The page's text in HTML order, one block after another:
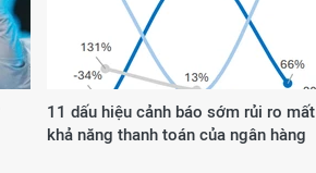
11 dấu hiệu cảnh báo sớm rủi ro mất
khả năng thanh toán của ngân hàng